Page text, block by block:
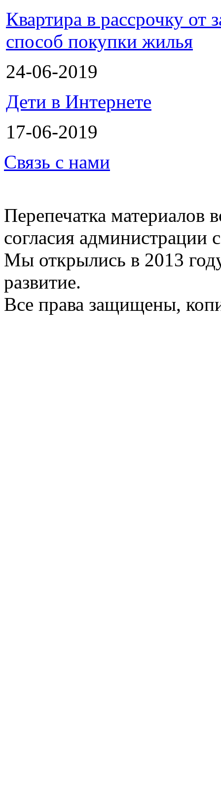
Квартира в рассрочку
способ покупки жилья
24-06-2019
Дети в Интернете
17-06-2019
Связь с нами
Перепечатка материалов
согласия администрации
Мы открылись в 2013
развитие.
Все права защищены,